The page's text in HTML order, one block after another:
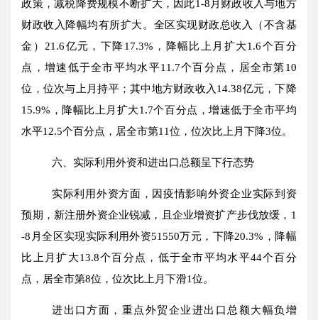
政策，减税降费规模不断扩大，因此1-8 月财政收入与地方
财政收入降幅均有所扩大。全区实现财政总收入（不含基
金） 21.6亿元 ，下降 17.3%，降幅比上月扩大1.6个百分
点， 增速低于全市平均水平11.7个百分点，居全市第10
位，位次与上月持平；其中地方财政收入 14.38亿元，下降
15.9%，降幅比上月扩大1.7个百分点，增速低于全市平均
水平12.5个百分点，居全市第11位，位次比上月下降3位。
六、实际利用外资和进出口总额呈下行态势
实际利用外资方面，因疫情影响外资企业实际到资
预期，新注册外资企业锐减，且企业增资扩产步伐放缓， 1
-8 月全区实现实际利用外资51550万元，下降20.3%，降幅
比上月扩大13.8个百分点，低于全市平均水平44个百分
点，居全市第8位，位次比上月下滑1位。
进出口方面，重点外贸企业进出口总额大幅负增